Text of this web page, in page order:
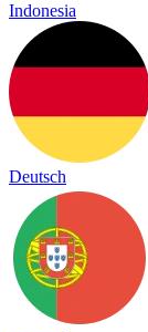
Indonesia
Deutsch